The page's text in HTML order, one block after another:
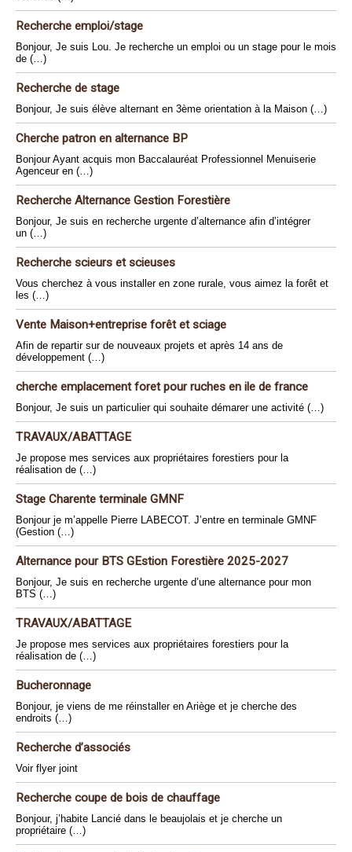
Recherche emploi/stage
Bonjour, Je suis Lou. Je recherche un emploi ou un stage pour le mois
de (…)
Recherche de stage
Bonjour, Je suis élève alternant en 3ème orientation à la Maison (…)
Cherche patron en alternance BP
Bonjour Ayant acquis mon Baccalauréat Professionnel Menuiserie
Agenceur en (…)
Recherche Alternance Gestion Forestière
Bonjour, Je suis en recherche urgente d’alternance afin d’intégrer
un (…)
Recherche scieurs et scieuses
Vous cherchez à vous installer en zone rurale, vous aimez la forêt et
les (…)
Vente Maison+entreprise forêt et sciage
Afin de repartir sur de nouveaux projets et après 14 ans de
développement (…)
cherche emplacement foret pour ruches en ile de france
Bonjour, Je suis un particulier qui souhaite démarer une activité (…)
TRAVAUX/ABATTAGE
Je propose mes services aux propriétaires forestiers pour la
réalisation de (…)
Stage Charente terminale GMNF
Bonjour je m’appelle Pierre LABECOT. J’entre en terminale GMNF
(Gestion (…)
Alternance pour BTS GEstion Forestière 2025-2027
Bonjour, Je suis en recherche urgente d’une alternance pour mon
BTS (…)
TRAVAUX/ABATTAGE
Je propose mes services aux propriétaires forestiers pour la
réalisation de (…)
Bucheronnage
Bonjour, je viens de me réinstaller en Ariège et je cherche des
endroits (…)
Recherche d’associés
Voir flyer joint
Recherche coupe de bois de chauffage
Bonjour, j’habite Lancié dans le beaujolais et je cherche un
propriétaire (…)